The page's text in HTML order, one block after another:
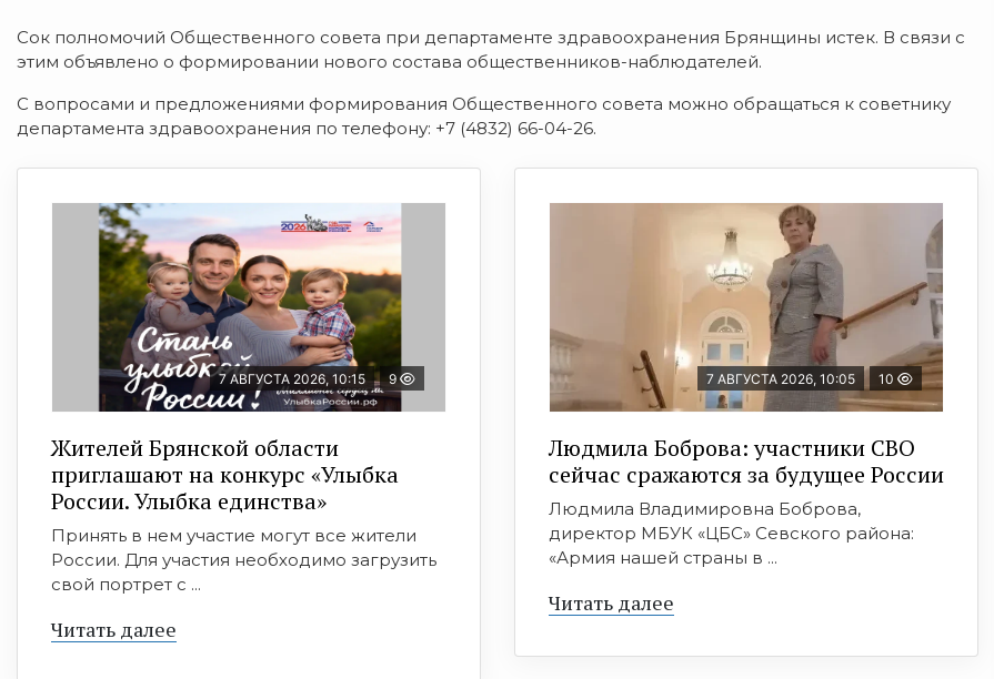
Сок полномочий Общественного совета при департаменте здравоохранения Брянщины истек. В связи с
этим объявлено о формировании нового состава общественников-наблюдателей.
С вопросами и предложениями формирования Общественного совета можно обращаться к советнику
департамента здравоохранения по телефону: +7 (4832) 66-04-26.
7 АВГУСТА 2026, 10:15 9
Жителей Брянской области
приглашают на конкурс «Улыбка
России. Улыбка единства»
Принять в нем участие могут все жители
России. Для участия необходимо загрузить
свой портрет с ...
Читать далее
7 АВГУСТА 2026, 10:05 10
Людмила Боброва: участники СВО
сейчас сражаются за будущее России
Людмила Владимировна Боброва,
директор МБУК «ЦБС» Севского района:
«Армия нашей страны в ...
Читать далее